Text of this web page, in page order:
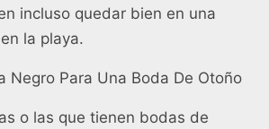
incluso quedar bien en una
la playa.
Negro Para Una Boda De Otoño
o las que tienen bodas de